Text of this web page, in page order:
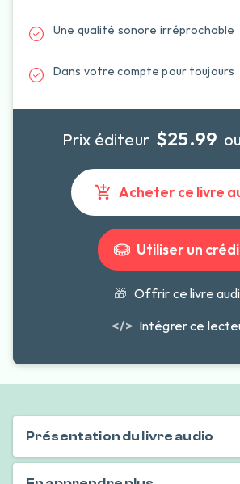
Une qualité sonore irréprochable
Dans votre compte pour toujours
Prix éditeur $25.99
Acheter ce livre
Utiliser un
🎁 Offrir ce livre
</> Intégrer ce
Présentation du livre audio